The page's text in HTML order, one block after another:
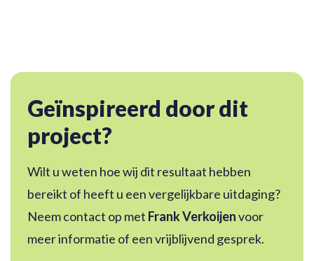
Geïnspireerd door dit
project?
Wilt u weten hoe wij dit resultaat hebben
bereikt of heeft u een vergelijkbare uitdaging?
Neem contact op met Frank Verkoijenvoor
meer informatie of een vrijblijvend gesprek.